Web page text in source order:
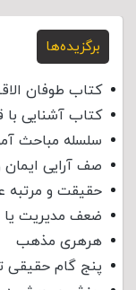
برگزیده‌ها
کتاب طوفان
کتاب آشنایی با
سلسله مباحث
صف آرایی ایمان
حقیقت و مرتبه
ضعف مدیریت
هرهری مذهب
پنج گام حقیقی